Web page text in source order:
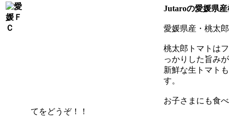
Jutaroの愛媛県
愛媛県産・桃太
桃太郎トマトは
っかりした旨み
新鮮な生トマト
す。
お子さまにも食
てをどうぞ！！